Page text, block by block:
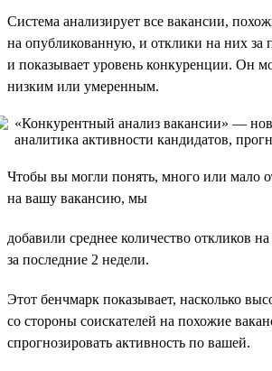
Система анализирует все вакансии,
на опубликованную, и отклики на них за
и показывает уровень конкуренции. Он
низким или умеренным.
Чтобы вы могли понять, много или мало
на вашу вакансию, мы
добавили среднее количество откликов
за последние 2 недели.
Этот бенчмарк показывает, насколько
со стороны соискателей на похожие
спрогнозировать активность по вашей.